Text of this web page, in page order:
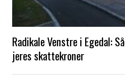
Radikale Venstre i Egedal:
jeres skattekroner